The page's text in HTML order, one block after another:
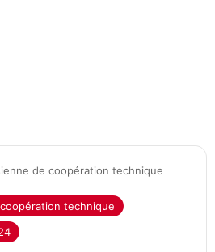
de coopération technique
technique